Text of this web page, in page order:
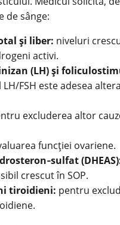
de sânge:
şi liber: niveluri
activi.
(LH) şi
FSH este adesea
excluderea altor
funcţiei ovariene.
crescut în SOP.
tiroidieni: pentru